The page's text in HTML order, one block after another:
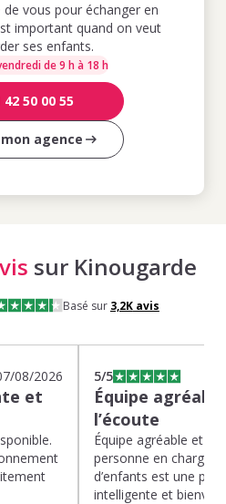
vous pour échanger en
important quand on veut
ses enfants.
de 9 h à 18 h
42 50 00 55
agence
sur Kinougarde
Basé sur 3,2Kavis
08/2026
et
5/5
Équipe
l’écoute
Équipe agréable et à
personne en charge
d’enfants est une
intelligente et